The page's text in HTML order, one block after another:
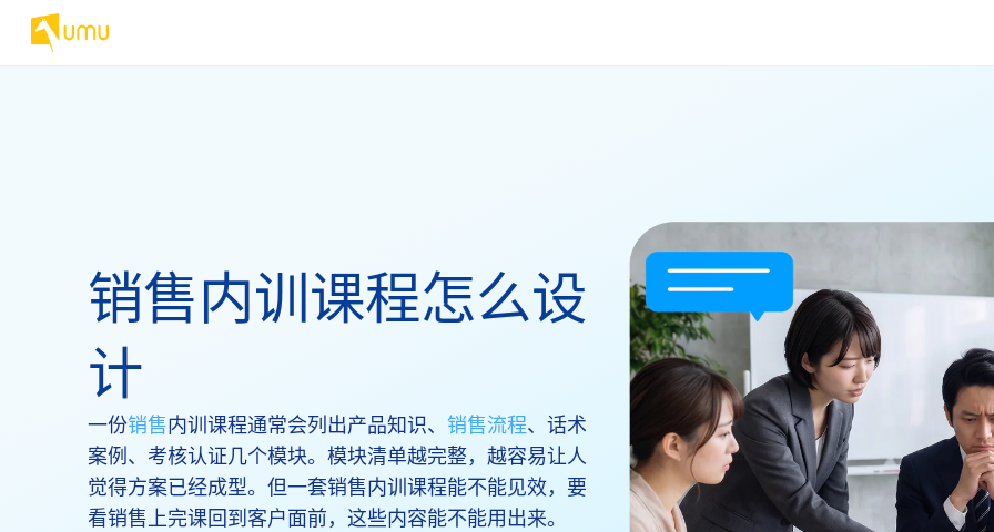
销售内训课程怎么设
计
一份销售内训课程通常会列出产品知识、 销售流程、话术
案例、考核认证几个模块。模块清单越完整，越容易让人
觉得方案已经成型。但一套销售内训课程能不能见效，要
看销售上完课回到客户面前，这些内容能不能用出来。